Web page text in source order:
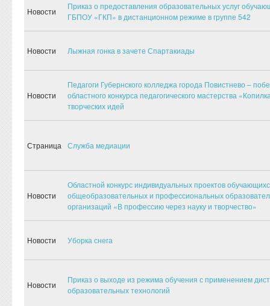
Новости
Приказ о предоставления образовательных услуг
ГБПОУ «ГКП» в дистанционном режиме в группе 542
Новости Лыжная гонка в зачете Спартакиады
Новости
Педагоги Губернского колледжа города Повистнево –
областного конкурса педагогического мастерства
творческих идей
Страница Служба медиации
Новости
Областной конкурс индивидуальных проектов
общеобразовательных и профессиональных
организаций «В профессию через науку и творчество»
Новости Уборка снега
Новости
Приказ о выходе из режима обучения с применением
образовательных технологий